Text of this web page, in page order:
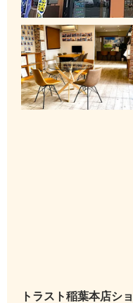
トラスト稲葉本店シ